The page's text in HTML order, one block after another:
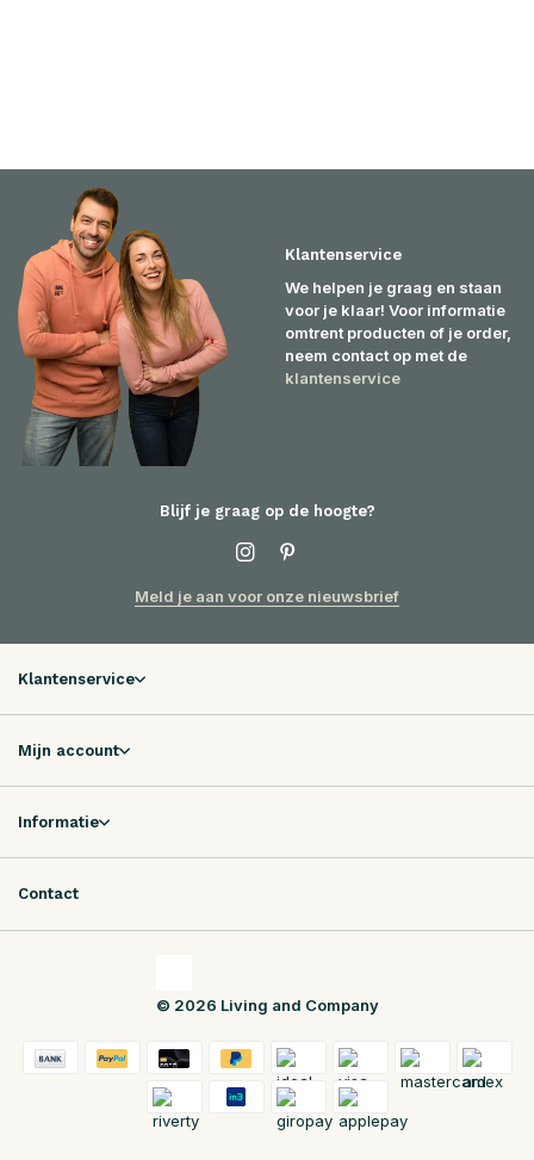
Klantenservice
We helpen je graag en staan
voor je klaar! Voor informatie
omtrent producten of je order,
neem contact op met de
klantenservice
Blijf je graag op de hoogte?
Meld je aan voor onze nieuwsbrief
Klantenservice
Mijn account
Informatie
Contact
© 2026 Living and Company